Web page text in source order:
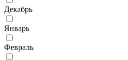
Декабрь
Январь
Февраль